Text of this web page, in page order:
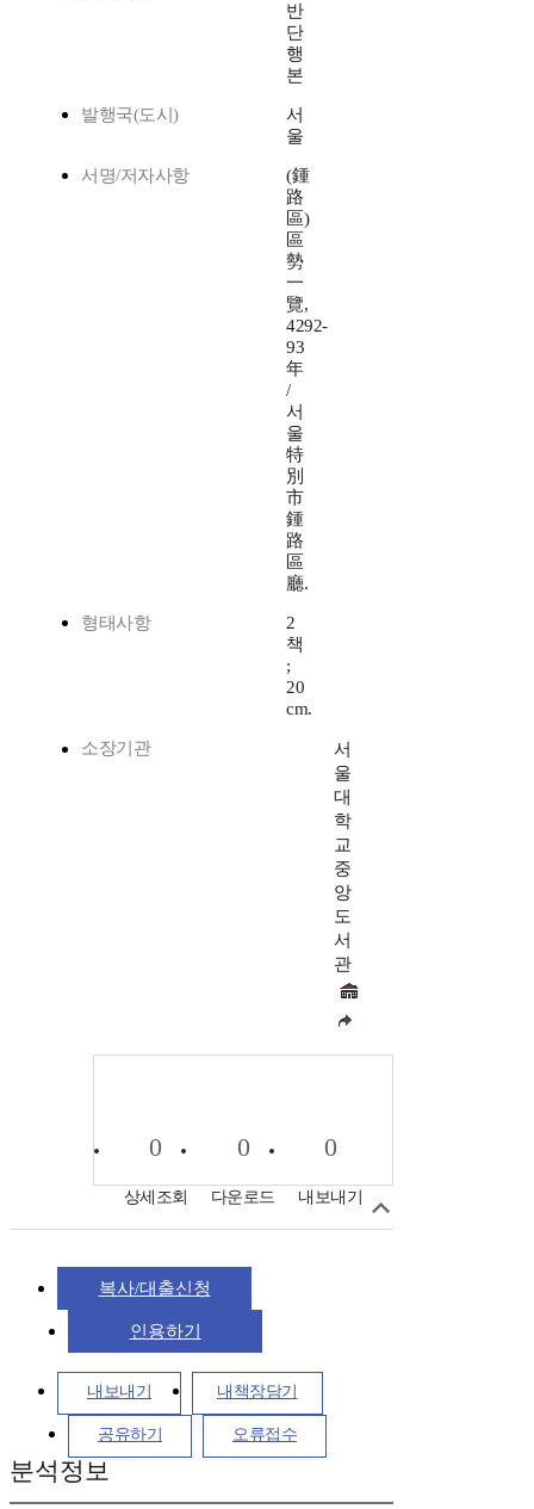
반
단
행
본
발행국(도시)
서
울
서명/저자사항
(鍾
路
區)
區
勢
一
覽,
4292-
93
年
/
서
울
特
別
市
鍾
路
區
廳.
형태사항
2
책
;
20
cm.
소장기관
서
울
대
학
교
중
앙
도
서
관
0
상세조회
0
다운로드
0
내보내기
복사/대출신청
인용하기
내보내기 내책장담기
공유하기 오류접수
분석정보